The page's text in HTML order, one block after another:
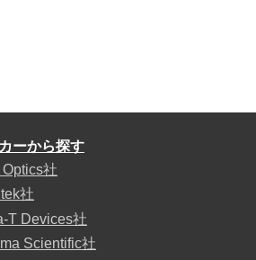
ーから探す
Optics社
社
T Devices社
Scientific社